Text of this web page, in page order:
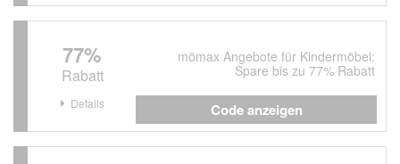
77%
Rabatt
mömax Angebote für Kindermöbel:
Spare bis zu 77% Rabatt
Details Code anzeigen